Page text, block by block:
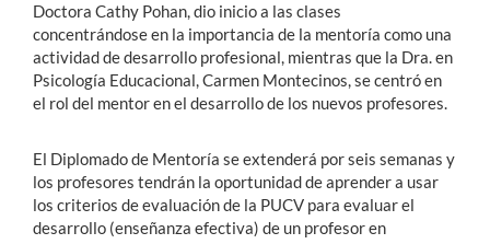
Doctora Cathy Pohan, dio inicio a las clases
concentrándose en la importancia de la mentoría como una
actividad de desarrollo profesional, mientras que la Dra. en
Psicología Educacional, Carmen Montecinos, se centró en
el rol del mentor en el desarrollo de los nuevos profesores.
El Diplomado de Mentoría se extenderá por seis semanas y
los profesores tendrán la oportunidad de aprender a usar
los criterios de evaluación de la PUCV para evaluar el
desarrollo (enseñanza efectiva) de un profesor en